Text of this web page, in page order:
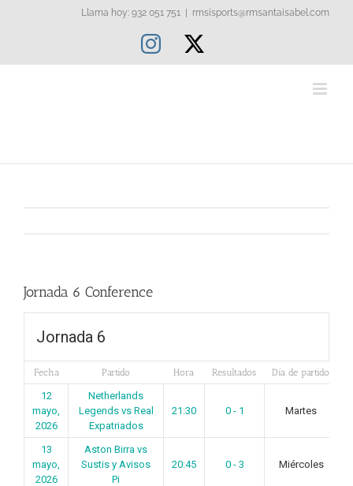
Llama hoy: 932 051 751 rmsisports@rmsantaisabel.com
Instagram
Jornada 6 Conference
Jornada 6
Fecha Partido Hora Resultados Día de partido
12
mayo,
2026
Netherlands
Legends vs Real
Expatriados
21:30 0 - 1 Martes
13
mayo,
2026
Aston Birra vs
Sustis y Avisos
Pi
20:45 0 - 3 Miércoles